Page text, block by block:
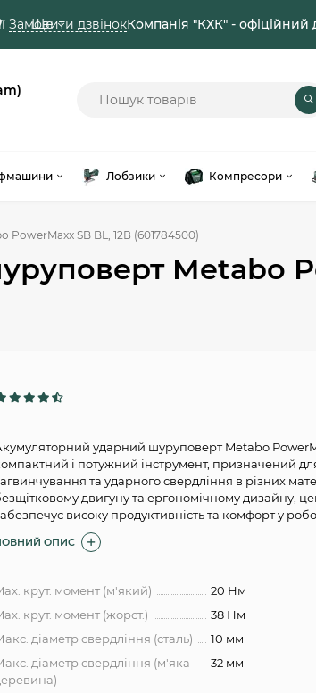
Замовити дзвінокКомпанія "КХК" -
Ще
Лобзики Компресори
SB BL, 12В (601784500)
Metabo
ударний шуруповерт Metabo
і потужний інструмент, призначений
та ударного свердління в різних
двигуну та ергономічному дизайну,
високу продуктивність та комфорт у
ОПИС
крут. момент (м'який)
20 Нм
крут. момент (жорст.)
38 Нм
діаметр свердління (сталь)
10 мм
діаметр свердління (м'яка
32 мм